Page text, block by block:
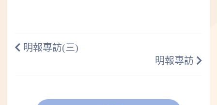
明報專訪(三)
明報專訪